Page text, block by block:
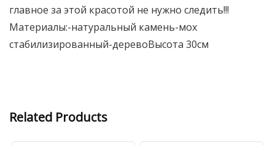
главное за этой красотой не нужно следить!!!
Материалы:-натуральный камень-мох
стабилизированный-деревоВысота 30см
Related Products